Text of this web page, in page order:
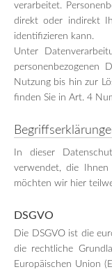
verarbeitet.
direkt oder indirekt
identifizieren kann.
Unter
personenbezogenen
Nutzung bis hin zur
finden Sie in Art. 4
In dieser
verwendet, die
möchten wir hier
DSGVO
Die DSGVO ist die
die rechtliche
Europäischen Union